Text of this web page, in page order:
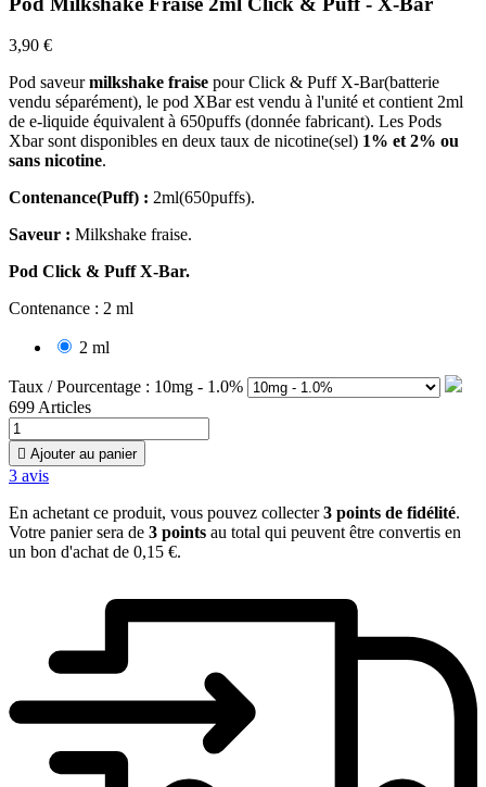
3,90 €
Pod saveurmilkshake fraise pour Click & Puff X-Bar(batterie
vendu séparément), le pod XBar est vendu à l'unité et contient 2ml
de e-liquide équivalent à 650puffs (donnée fabricant). Les Pods
Xbar sont disponibles en deux taux de nicotine(sel) 1% et 2% ou
sans nicotine.
Contenance(Puff) : 2ml(650puffs).
Saveur : Milkshake fraise.
Pod Click & Puff X-Bar.
Contenance : 2 ml
2 ml
Taux / Pourcentage : 10mg - 1.0%
699 Articles
 Ajouter au panier
3 avis
En achetant ce produit, vous pouvez collecter3 points de fidélité.
Votre panier sera de 3 points au total qui peuvent être convertis en
un bon d'achat de 0,15 €.